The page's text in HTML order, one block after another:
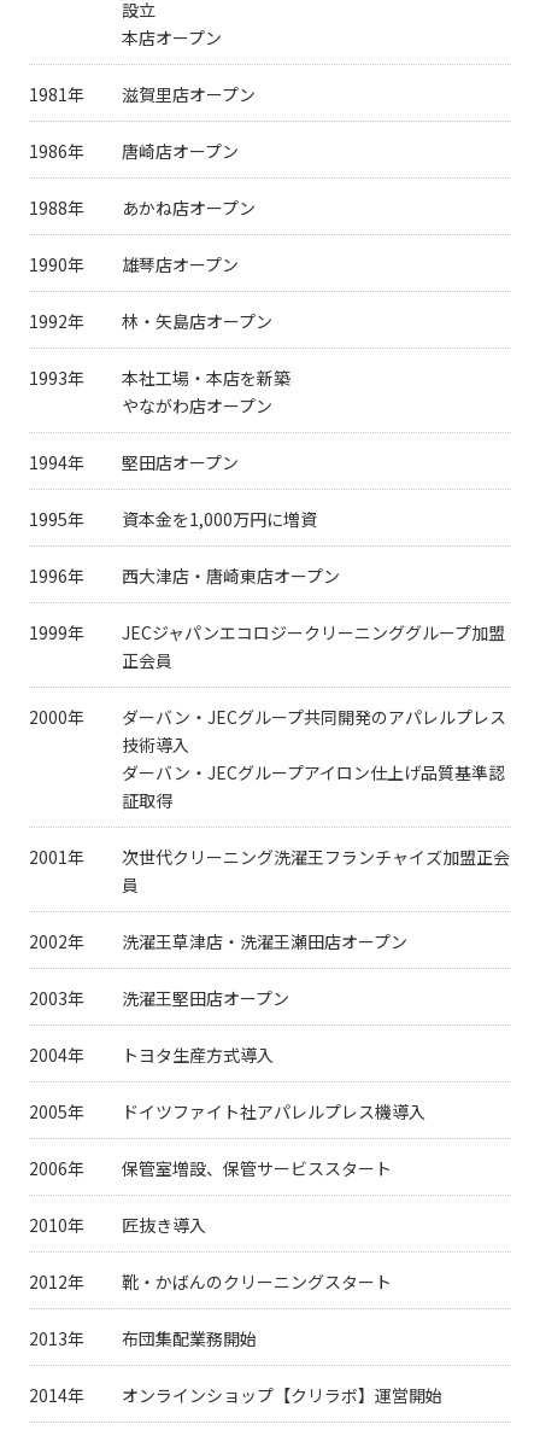
設立
本店オープン
1981年 滋賀里店オープン
1986年 唐崎店オープン
1988年 あかね店オープン
1990年 雄琴店オープン
1992年 林・矢島店オープン
1993年
本社工場・本店を新築
やながわ店オープン
1994年 堅田店オープン
1995年 資本金を1,000万円に増資
1996年 西大津店・唐崎東店オープン
1999年
JECジャパンエコロジークリーニンググループ加盟
正会員
2000年
ダーバン・JECグループ共同開発のアパレルプレス
技術導入
ダーバン・JECグループアイロン仕上げ品質基準認
証取得
2001年
次世代クリーニング洗濯王フランチャイズ加盟正会
員
2002年 洗濯王草津店・洗濯王瀬田店オープン
2003年 洗濯王堅田店オープン
2004年 トヨタ生産方式導入
2005年 ドイツファイト社アパレルプレス機導入
2006年 保管室増設、保管サービススタート
2010年 匠抜き導入
2012年 靴・かばんのクリーニングスタート
2013年 布団集配業務開始
2014年 オンラインショップ【クリラボ】運営開始